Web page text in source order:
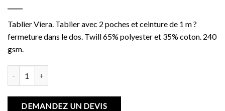
Tablier Viera. Tablier avec 2 poches et ceinture de 1 m ?
fermeture dans le dos. Twill 65% polyester et 35% coton. 240
gsm.
DEMANDEZ UN DEVIS